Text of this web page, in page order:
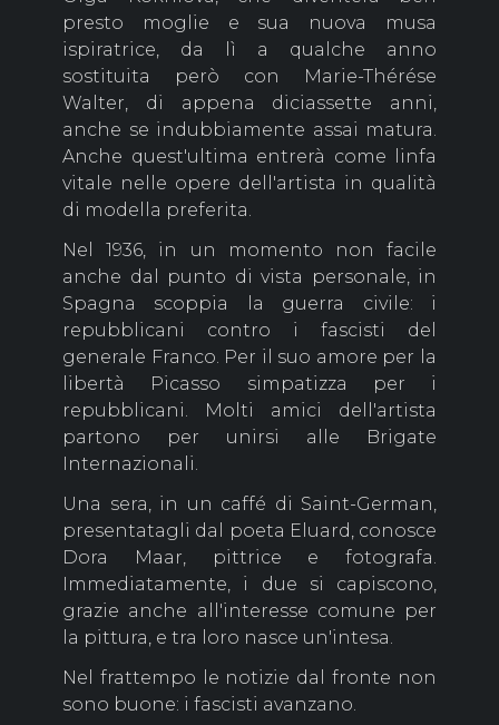
presto moglie e sua nuova musa
ispiratrice, da lì a qualche anno
sostituita però con Marie-Thérése
Walter, di appena diciassette anni,
anche se indubbiamente assai matura.
Anche quest'ultima entrerà come linfa
vitale nelle opere dell'artista in qualità
di modella preferita.
Nel 1936, in un momento non facile
anche dal punto di vista personale, in
Spagna scoppia la guerra civile: i
repubblicani contro i fascisti del
generale Franco. Per il suo amore per la
libertà Picasso simpatizza per i
repubblicani. Molti amici dell'artista
partono per unirsi alle Brigate
Internazionali.
Una sera, in un caffé di Saint-German,
presentatagli dal poeta Eluard, conosce
Dora Maar, pittrice e fotografa.
Immediatamente, i due si capiscono,
grazie anche all'interesse comune per
la pittura, e tra loro nasce un'intesa.
Nel frattempo le notizie dal fronte non
sono buone: i fascisti avanzano.